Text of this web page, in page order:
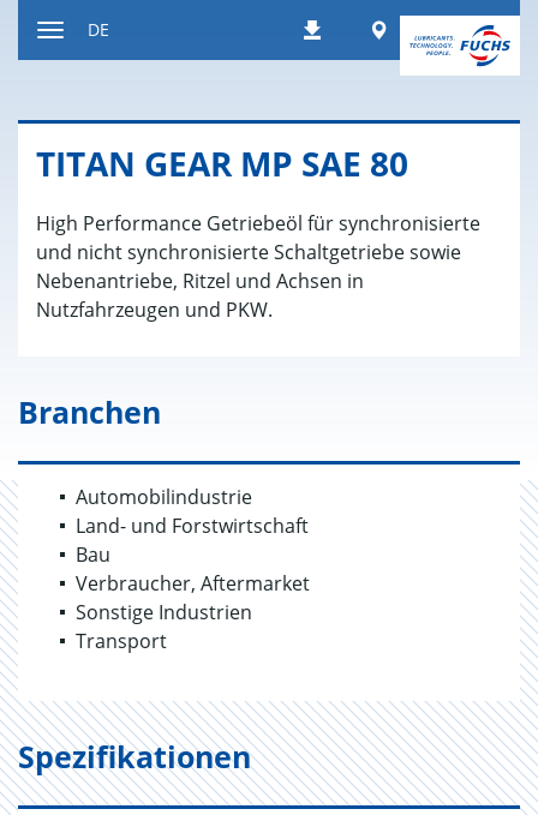
Inhalt
DownloadsWorldwide
DE
TITAN GEAR MP SAE 80
High Performance Getriebeöl für synchronisierte
und nicht synchronisierte Schaltgetriebe sowie
Nebenantriebe, Ritzel und Achsen in
Nutzfahrzeugen und PKW.
Branchen
Automobilindustrie
Land- und Forstwirtschaft
Bau
Verbraucher, Aftermarket
Sonstige Industrien
Transport
Spezifikationen